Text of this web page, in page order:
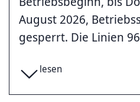
August 2026,
gesperrt. Die Linien
lesen